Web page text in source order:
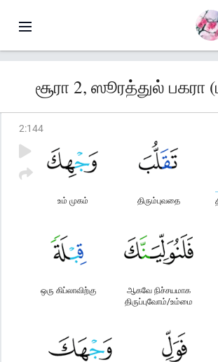
சூரா 2, ஸூரத்துல் பகரா
2:144
திரும்புவதை
உம் முகம்
ஆகவே நிச்சயமாக
திருப்புவோம்/உம்மை
ஒரு கிப்லாவிற்கு